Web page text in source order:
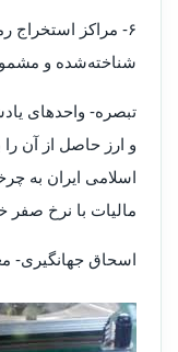
۶- مراکز استخراج
شناخته‌شده و
تبصره- واحدهای
و ارز حاصل از آن
اسلامی ایران به
مالیات با نرخ صفر
اسحاق جهانگیری-